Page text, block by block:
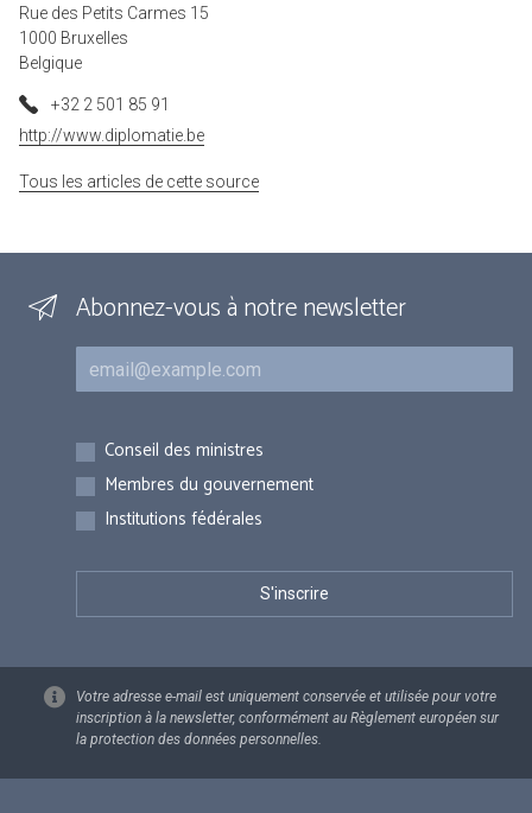
Rue des Petits Carmes 15
1000 Bruxelles
Belgique
+32 2 501 85 91
http://www.diplomatie.be
Tous les articles de cette source
Abonnez-vous à notre newsletter
Courriel
Inscriptions
Conseil des ministres
Membres du gouvernement
Institutions fédérales
Votre adresse e-mail est uniquement conservée et utilisée pour votre
inscription à la newsletter, conformément au Règlement européen sur
la protection des données personnelles.